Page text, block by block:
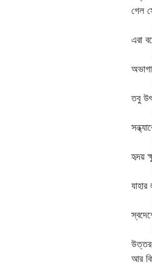
গেল
এরা
তবু
হৃদয়
যাহার
কী
উত্তর
আর